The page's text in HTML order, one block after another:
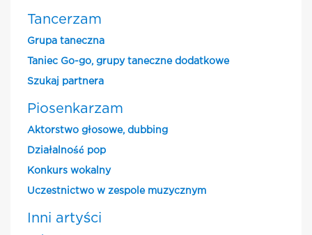
Tancerzam
Grupa taneczna
Taniec Go-go, grupy taneczne dodatkowe
Szukaj partnera
Piosenkarzam
Aktorstwo głosowe, dubbing
Działalność pop
Konkurs wokalny
Uczestnictwo w zespole muzycznym
Inni artyści